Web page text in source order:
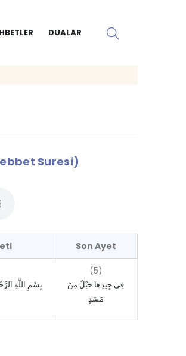
DUALAR
Suresi)
Son Ayet
بِسْمِ اللَّهِ
(5)
فِي جِيدِهَا حَبْلٌ مِنْ
مَسَدٍ